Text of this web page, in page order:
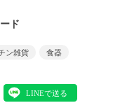
ド
ン雑貨 食器